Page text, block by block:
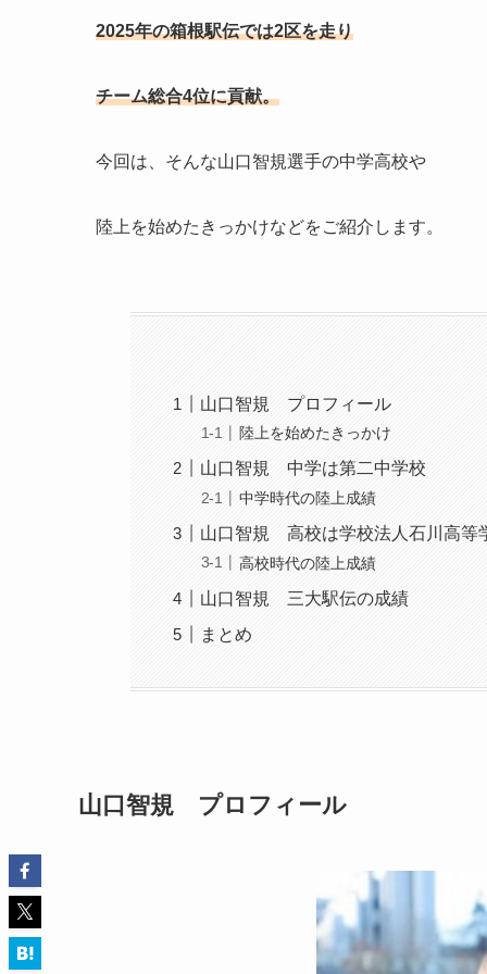
2025年の箱根駅伝では2区を走り
チーム総合4位に貢献。
今回は、そんな山口智規選手の中学高校や
陸上を始めたきっかけなどをご紹介します。
山口智規 プロフィール
陸上を始めたきっかけ
山口智規 中学は第二中学校
中学時代の陸上成績
山口智規 高校は学校法人石川高等
高校時代の陸上成績
山口智規 三大駅伝の成績
まとめ
山口智規 プロフィール